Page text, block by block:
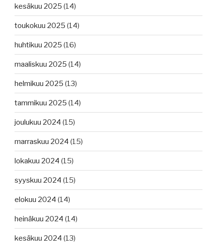
kesäkuu 2025 (14)
toukokuu 2025 (14)
huhtikuu 2025 (16)
maaliskuu 2025 (14)
helmikuu 2025 (13)
tammikuu 2025 (14)
joulukuu 2024 (15)
marraskuu 2024 (15)
lokakuu 2024 (15)
syyskuu 2024 (15)
elokuu 2024 (14)
heinäkuu 2024 (14)
kesäkuu 2024 (13)